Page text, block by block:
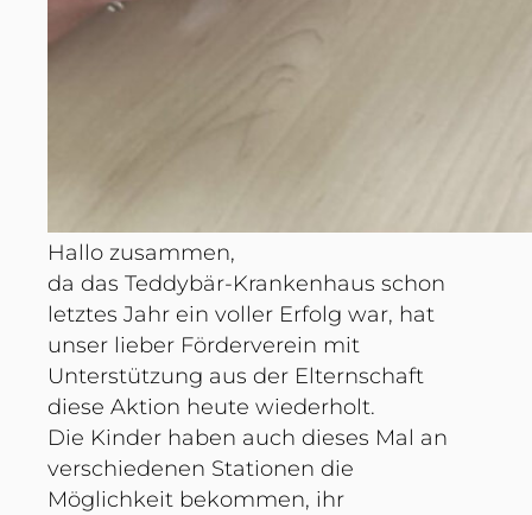
Hallo zusammen,
da das Teddybär-Krankenhaus schon
letztes Jahr ein voller Erfolg war, hat
unser lieber Förderverein mit
Unterstützung aus der Elternschaft
diese Aktion heute wiederholt.
Die Kinder haben auch dieses Mal an
verschiedenen Stationen die
Möglichkeit bekommen, ihr